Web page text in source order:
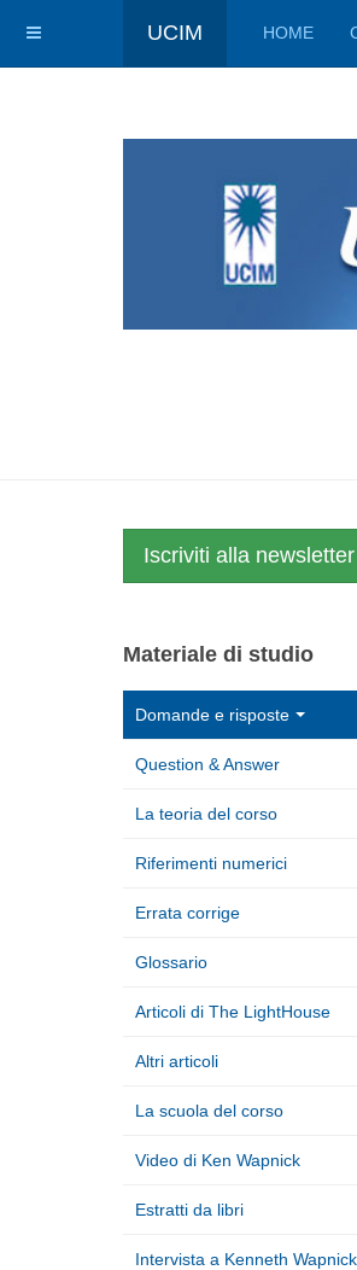
UCIM HOME
Iscriviti alla newsletter
Materiale di studio
Domande e risposte
Question & Answer
La teoria del corso
Riferimenti numerici
Errata corrige
Glossario
Articoli di The LightHouse
Altri articoli
La scuola del corso
Video di Ken Wapnick
Estratti da libri
Intervista a Kenneth Wapnick